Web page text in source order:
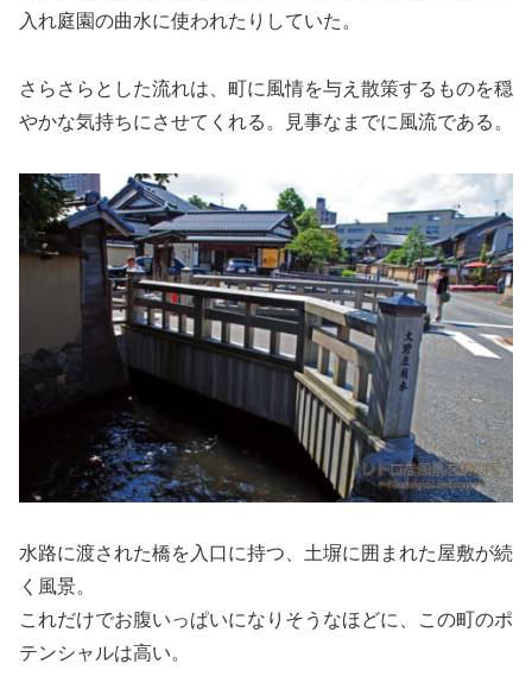
入れ庭園の曲水に使われたりしていた。
さらさらとした流れは、町に風情を与え散策するものを穏
やかな気持ちにさせてくれる。見事なまでに風流である。
水路に渡された橋を入口に持つ、土塀に囲まれた屋敷が続
く風景。
これだけでお腹いっぱいになりそうなほどに、この町のポ
テンシャルは高い。